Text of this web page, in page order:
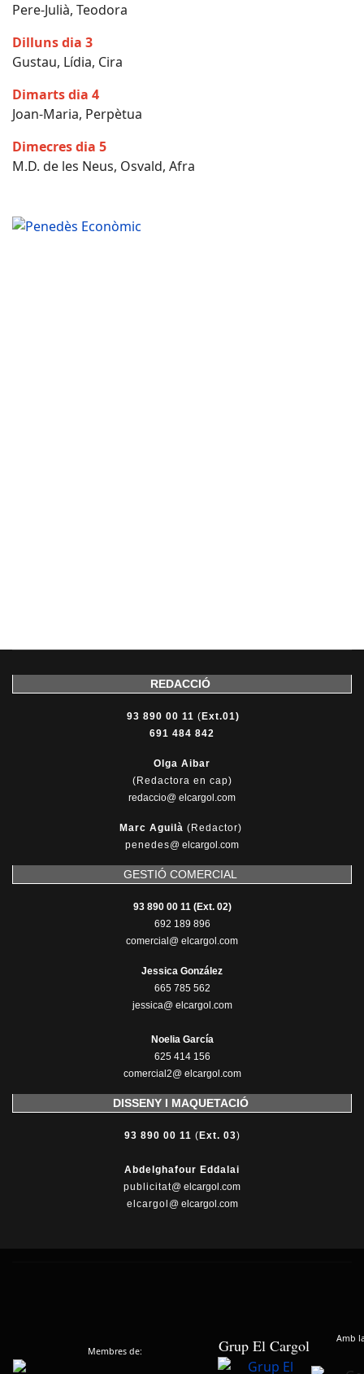
Pere-Julià, Teodora
Dilluns dia 3
Gustau, Lídia, Cira
Dimarts dia 4
Joan-Maria, Perpètua
Dimecres dia 5
M.D. de les Neus, Osvald, Afra
REDACCIÓ
93 890 00 11 ( Ext.01)
691 484 842
Olga Aibar
(Redactora en cap)
redaccio@ elcargol.com
Marc Aguilà (Redactor)
penedes@ elcargol.com
GESTIÓ COMERCIAL
93 890 00 11 (Ext. 02)
692 189 896
comercial@ elcargol.com
Jessica González
665 785 562
jessica@ elcargol.com
Noelia García
625 414 156
comercial2@ elcargol.com
DISSENY I MAQUETACIÓ
93 890 00 11 ( Ext. 03)
Abdelghafour Eddalai
publicitat@ elcargol.com
elcargol @ elcargol.com
Membres de: Grup El Cargol Amb